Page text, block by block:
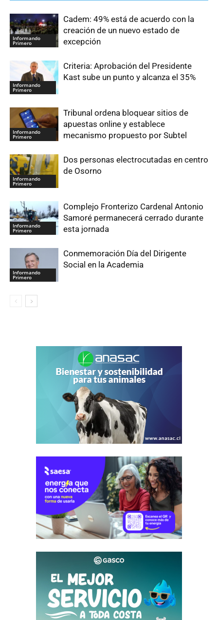
Informando
Primero
Cadem: 49% está de acuerdo con la
creación de un nuevo estado de
excepción
Informando
Primero
Criteria: Aprobación del Presidente
Kast sube un punto y alcanza el 35%
Informando
Primero
Tribunal ordena bloquear sitios de
apuestas online y establece
mecanismo propuesto por Subtel
Informando
Primero
Dos personas electrocutadas en centro
de Osorno
Informando
Primero
Complejo Fronterizo Cardenal Antonio
Samoré permanecerá cerrado durante
esta jornada
Informando
Primero
Conmemoración Día del Dirigente
Social en la Academia